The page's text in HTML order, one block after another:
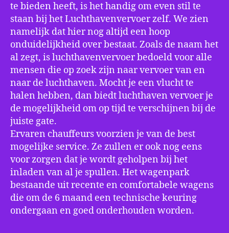
te bieden heeft, is het handig om even stil te
staan bij het Luchthavenvervoer zelf. We zien
namelijk dat hier nog altijd een hoop
onduidelijkheid over bestaat. Zoals de naam het
al zegt, is luchthavenvervoer bedoeld voor alle
mensen die op zoek zijn naar vervoer van en
naar de luchthaven. Mocht je een vlucht te
halen hebben, dan biedt luchthaven vervoer je
de mogelijkheid om op tijd te verschijnen bij de
juiste gate.
Ervaren chauffeurs voorzien je van de best
mogelijke service. Ze zullen er ook nog eens
voor zorgen dat je wordt geholpen bij het
inladen van al je spullen. Het wagenpark
bestaande uit recente en comfortabele wagens
die om de 6 maand een technische keuring
ondergaan en goed onderhouden worden.